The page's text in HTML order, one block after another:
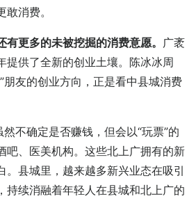
消费。
更多的未被挖掘的消费意愿。 广袤
提供了全新的创业土壤。陈冰冰周
朋友的创业方向，正是看中县城消费
然不确定是否赚钱，但会以“玩票”的
吧、医美机构。这些北上广拥有的新
。县城里，越来越多新兴业态在吸引
持续消融着年轻人在县城和北上广的